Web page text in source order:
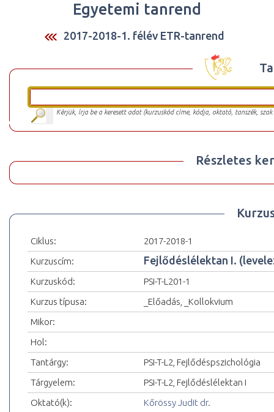
Egyetemi tanrend
2017-2018-1. félév ETR-tanrend
Kérjük, írja be a keresett adat (kurzuskód címe, kódja, oktató, tanszék,
Részletes
Ciklus:
2017-2018-1
Kurzuscím:
Fejlődéslélektan I.
Kurzuskód:
PSI-T-L201-1
Kurzus típusa:
_Előadás, _Kollokvium
Mikor:
Hol:
Tantárgy:
PSI-T-L2, Fejlődéspszichológia
Tárgyelem:
PSI-T-L2, Fejlődéslélektan I
Oktató(k):
Kőrössy Judit dr.